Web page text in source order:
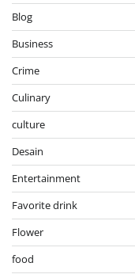
Blog
Business
Crime
Culinary
culture
Desain
Entertainment
Favorite drink
Flower
food